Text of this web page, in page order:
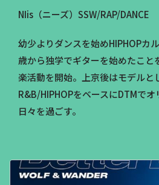
NIis（ニーズ）SSW/RAP/DANCE
幼少よりダンスを始めHIPHOPカ
歳から独学でギターを始めたこと
楽活動を開始。上京後はモデルと
R&B/HIPHOPをベースにDTMで
日々を過ごす。